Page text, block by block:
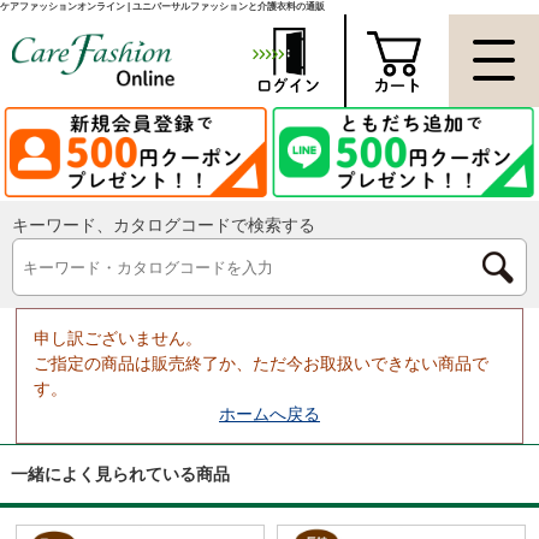
ケアファッションオンライン | ユニバーサルファッションと介護衣料の通販
キーワード、カタログコードで検索する
申し訳ございません。
ご指定の商品は販売終了か、ただ今お取扱いできない商品で
す。
ホームへ戻る
一緒によく見られている商品